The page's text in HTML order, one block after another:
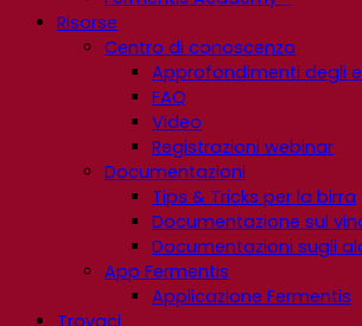
Risorse
Centro di conoscenza
Approfondimenti degli
FAQ
Video
Registrazioni webinar
Documentazioni
Tips & Tricks per la birra
Documentazione sul
Documentazioni sugli
App Fermentis
Applicazione Fermentis
Trovaci